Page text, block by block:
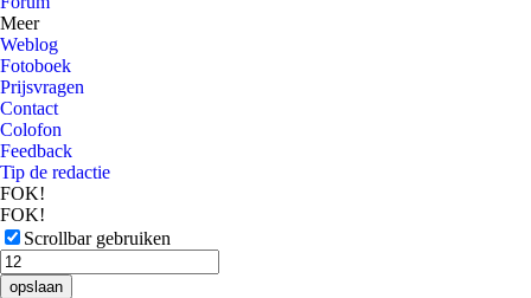
Meer
Weblog
Fotoboek
Prijsvragen
Contact
Colofon
Feedback
Tip de redactie
FOK!
FOK!
Scrollbar gebruiken
opslaan